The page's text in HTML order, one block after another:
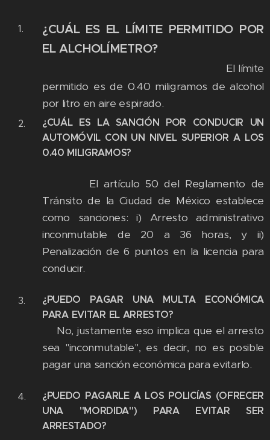
¿CUÁL ES EL LÍMITE PERMITIDO POR
EL ALCHOLÍMETRO?
El límite
permitido es de 0.40 miligramos de alcohol
por litro en aire espirado.
¿CUÁL ES LA SANCIÓN POR CONDUCIR UN
AUTOMÓVIL CON UN NIVEL SUPERIOR A LOS
0.40 MILIGRAMOS?
El artículo 50 del Reglamento de
Tránsito de la Ciudad de México establece
como sanciones: i) Arresto administrativo
inconmutable de 20 a 36 horas, y ii)
Penalización de 6 puntos en la licencia para
conducir.
¿PUEDO PAGAR UNA MULTA ECONÓMICA
PARA EVITAR EL ARRESTO?
No, justamente eso implica que el arresto
sea "inconmutable", es decir, no es posible
pagar una sanción económica para evitarlo.
¿PUEDO PAGARLE A LOS POLICÍAS (OFRECER
UNA "MORDIDA") PARA EVITAR SER
ARRESTADO?